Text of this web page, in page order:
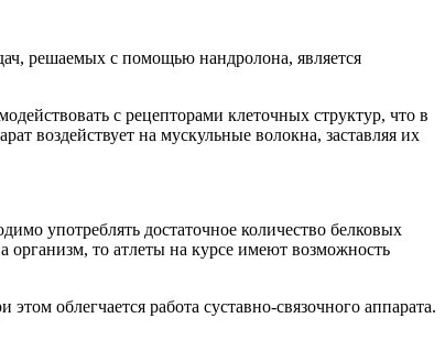
решаемых с помощью нандролона, является
с рецепторами клеточных структур, что в
воздействует на мускульные волокна, заставляя их
употреблять достаточное количество белковых
организм, то атлеты на курсе имеют возможность
облегчается работа суставно-связочного аппарата.